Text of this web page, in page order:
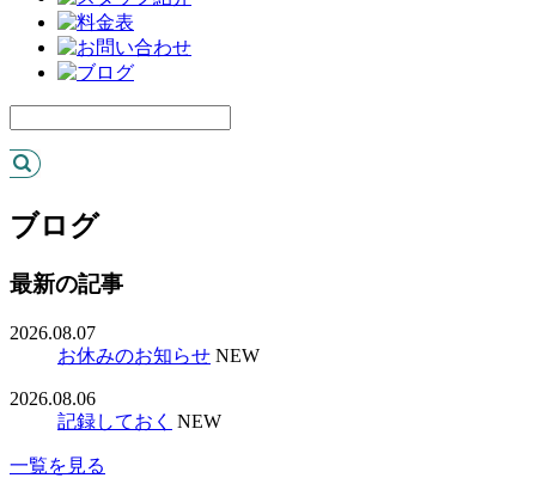
ブログ
最新の記事
2026.08.07
お休みのお知らせ NEW
2026.08.06
記録しておく NEW
一覧を見る